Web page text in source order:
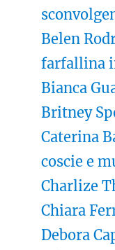
Belen
farfallina
Bianca
Britney
Caterina
coscie e
Charlize
Chiara
Debora